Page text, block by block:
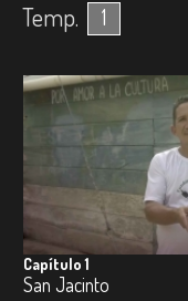
Temp. 1
Capítulo 1
San Jacinto